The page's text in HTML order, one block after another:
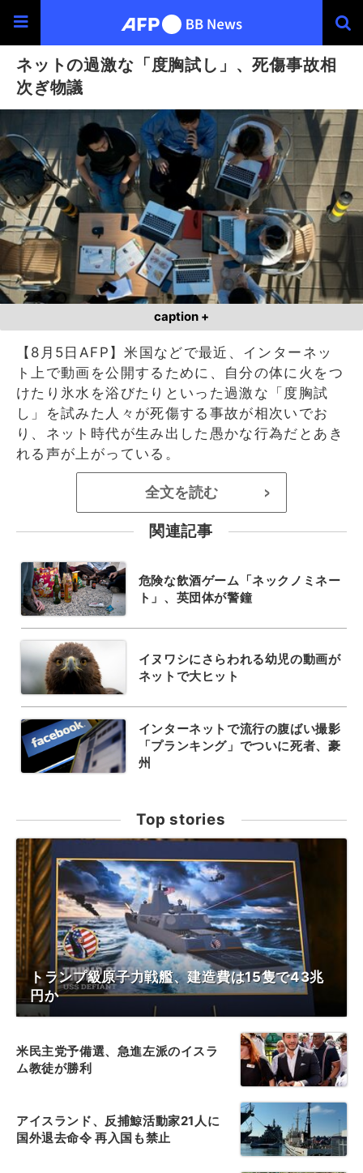
ネットの過激な「度胸試し」、死傷事故相
次ぎ物議
caption +
【8月5日AFP】米国などで最近、インターネッ
ト上で動画を公開するために、自分の体に火をつ
けたり氷水を浴びたりといった過激な「度胸試
し」を試みた人々が死傷する事故が相次いでお
り、ネット時代が生み出した愚かな行為だとあき
れる声が上がっている。
全文を読む >
関連記事
危険な飲酒ゲーム「ネックノミネー
ト」、英団体が警鐘
イヌワシにさらわれる幼児の動画が
ネットで大ヒット
インターネットで流行の腹ばい撮影
「プランキング」でついに死者、豪
州
Top stories
トランプ級原子力戦艦、建造費は15隻で43兆
円か
米民主党予備選、急進左派のイスラ
ム教徒が勝利
アイスランド、反捕鯨活動家21人に
国外退去命令 再入国も禁止